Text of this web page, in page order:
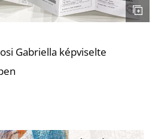
Gabriella képviselte